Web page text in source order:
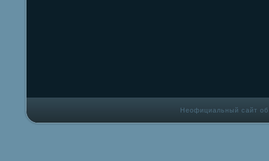
Неофициальный сайт